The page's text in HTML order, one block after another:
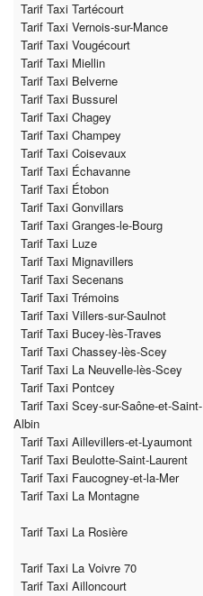
Tarif Taxi Tartécourt
Tarif Taxi Vernois-sur-Mance
Tarif Taxi Vougécourt
Tarif Taxi Miellin
Tarif Taxi Belverne
Tarif Taxi Bussurel
Tarif Taxi Chagey
Tarif Taxi Champey
Tarif Taxi Coisevaux
Tarif Taxi Échavanne
Tarif Taxi Étobon
Tarif Taxi Gonvillars
Tarif Taxi Granges-le-Bourg
Tarif Taxi Luze
Tarif Taxi Mignavillers
Tarif Taxi Secenans
Tarif Taxi Trémoins
Tarif Taxi Villers-sur-Saulnot
Tarif Taxi Bucey-lès-Traves
Tarif Taxi Chassey-lès-Scey
Tarif Taxi La Neuvelle-lès-Scey
Tarif Taxi Pontcey
Tarif Taxi Scey-sur-Saône-et-Saint-
Albin
Tarif Taxi Aillevillers-et-Lyaumont
Tarif Taxi Beulotte-Saint-Laurent
Tarif Taxi Faucogney-et-la-Mer
Tarif Taxi La Montagne
Tarif Taxi La Rosière
Tarif Taxi La Voivre 70
Tarif Taxi Ailloncourt